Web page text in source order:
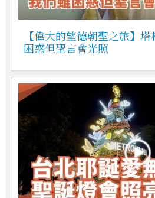
【偉大的望德朝聖之旅】
困惑但聖言會光照